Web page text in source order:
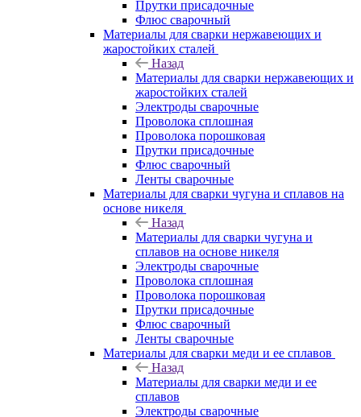
Прутки присадочные
Флюс сварочный
Материалы для сварки нержавеющих и
жаростойких сталей
Назад
Материалы для сварки нержавеющих и
жаростойких сталей
Электроды сварочные
Проволока сплошная
Проволока порошковая
Прутки присадочные
Флюс сварочный
Ленты сварочные
Материалы для сварки чугуна и сплавов на
основе никеля
Назад
Материалы для сварки чугуна и
сплавов на основе никеля
Электроды сварочные
Проволока сплошная
Проволока порошковая
Прутки присадочные
Флюс сварочный
Ленты сварочные
Материалы для сварки меди и ее сплавов
Назад
Материалы для сварки меди и ее
сплавов
Электроды сварочные